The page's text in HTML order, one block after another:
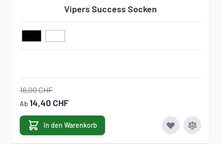
Vipers Success Socken
16,00 CHF
Ab 14,40 CHF
In den Warenkorb